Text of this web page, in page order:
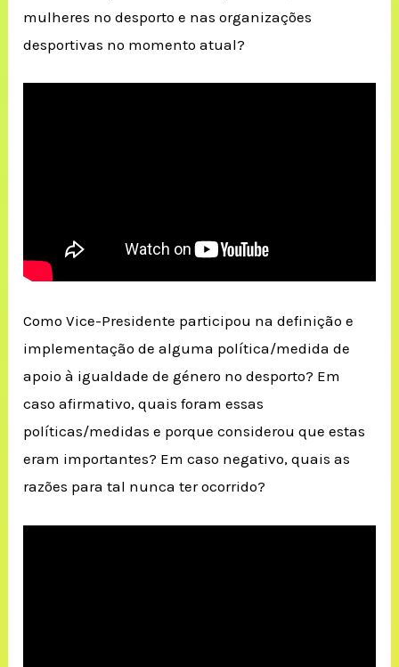
mulheres no desporto e nas organizações
desportivas no momento atual?
Como Vice-Presidente participou na definição e
implementação de alguma política/medida de
apoio à igualdade de género no desporto? Em
caso afirmativo, quais foram essas
políticas/medidas e porque considerou que estas
eram importantes? Em caso negativo, quais as
razões para tal nunca ter ocorrido?